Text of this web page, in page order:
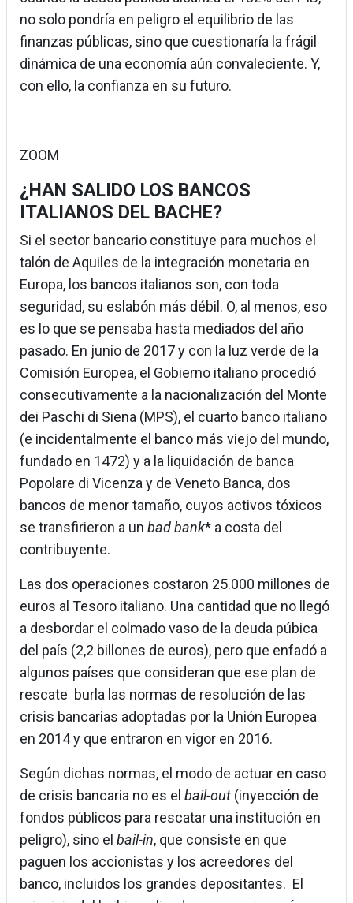
no solo pondría en peligro el equilibrio de las
finanzas públicas, sino que cuestionaría la frágil
dinámica de una economía aún convaleciente. Y,
con ello, la confianza en su futuro.
ZOOM
¿HAN SALIDO LOS BANCOS
ITALIANOS DEL BACHE?
Si el sector bancario constituye para muchos el
talón de Aquiles de la integración monetaria en
Europa, los bancos italianos son, con toda
seguridad, su eslabón más débil. O, al menos, eso
es lo que se pensaba hasta mediados del año
pasado. En junio de 2017 y con la luz verde de la
Comisión Europea, el Gobierno italiano procedió
consecutivamente a la nacionalización del Monte
dei Paschi di Siena (MPS), el cuarto banco italiano
(e incidentalmente el banco más viejo del mundo,
fundado en 1472) y a la liquidación de banca
Popolare di Vicenza y de Veneto Banca, dos
bancos de menor tamaño, cuyos activos tóxicos
se transfirieron a un bad bank* a costa del
contribuyente.
Las dos operaciones costaron 25.000 millones de
euros al Tesoro italiano. Una cantidad que no llegó
a desbordar el colmado vaso de la deuda púbica
del país (2,2 billones de euros), pero que enfadó a
algunos países que consideran que ese plan de
rescate burla las normas de resolución de las
crisis bancarias adoptadas por la Unión Europea
en 2014 y que entraron en vigor en 2016.
Según dichas normas, el modo de actuar en caso
de crisis bancaria no es el bail-out (inyección de
fondos públicos para rescatar una institución en
peligro), sino el bail-in, que consiste en que
paguen los accionistas y los acreedores del
banco, incluidos los grandes depositantes. El